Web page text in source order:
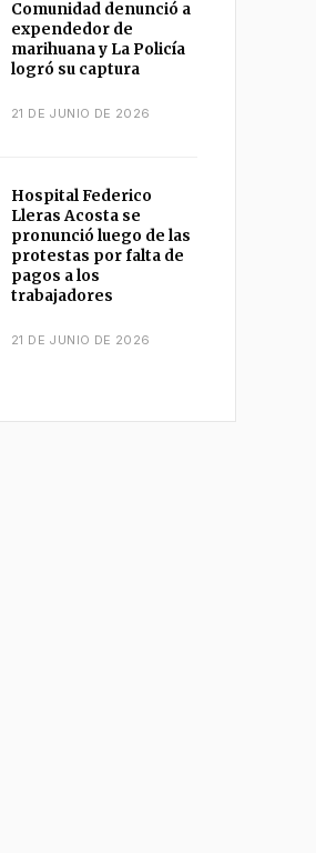
Comunidad denunció a
expendedor de
marihuana y La Policía
logró su captura
21 DE JUNIO DE 2026
Hospital Federico
Lleras Acosta se
pronunció luego de las
protestas por falta de
pagos a los
trabajadores
21 DE JUNIO DE 2026